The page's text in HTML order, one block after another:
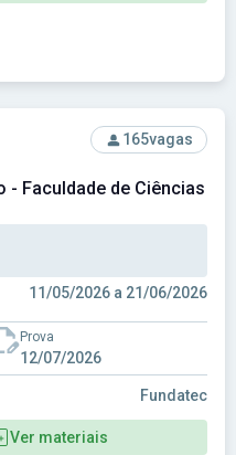
de Vento - Faculdade
165vagas
- Faculdade de Ciências
11/05/2026 a 21/06/2026
Prova
12/07/2026
Fundatec
Ver materiais